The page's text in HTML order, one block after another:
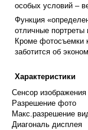
особых условий –
Функция
отличные портреты
Кроме фотосъемки
заботится об
Характеристики
Сенсор изображения
Разрешение фото
Макс.разрешение
Диагональ дисплея